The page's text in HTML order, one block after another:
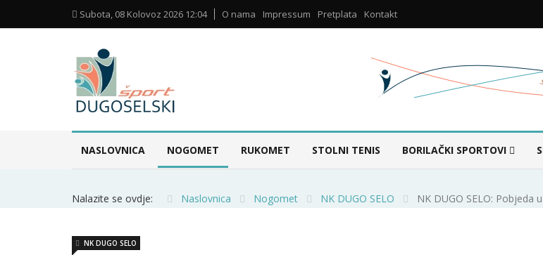
Subota, 08 Kolovoz 2026 12:04 O nama Impressum Pretplata Kontakt
NASLOVNICA NOGOMET RUKOMET STOLNI TENIS BORILAČKI SPORTOVI
Nalazite se ovdje: Naslovnica Nogomet NK DUGO SELO NK DUGO SELO: Pobjeda
NK DUGO SELO